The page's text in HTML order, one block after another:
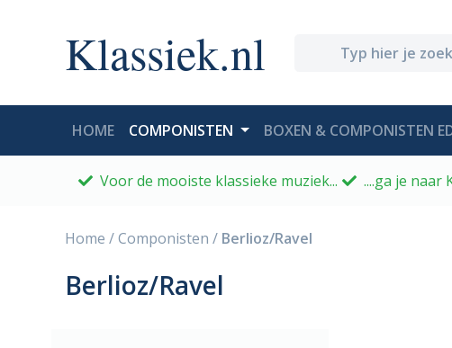
Klassiek.nl
HOME(CURRENT)
COMPONISTEN BOXEN & COMPONISTEN
Voor de mooiste klassieke muziek... ....ga je naar
Home /Componisten / Berlioz/Ravel
Berlioz/Ravel